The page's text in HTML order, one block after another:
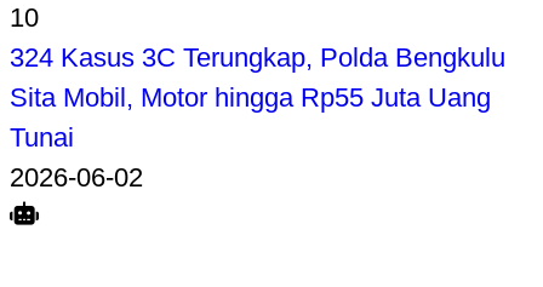
10
324 Kasus 3C Terungkap, Polda Bengkulu
Sita Mobil, Motor hingga Rp55 Juta Uang
Tunai
2026-06-02